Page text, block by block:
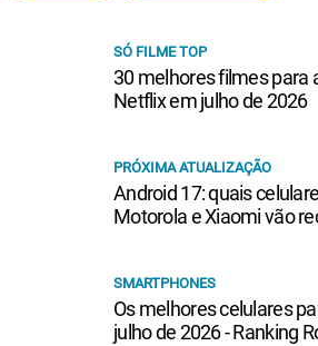
SÓ FILME TOP
30 melhores filmes para
Netflix em julho de 2026
PRÓXIMA ATUALIZAÇÃO
Android 17: quais
Motorola e Xiaomi vão
SMARTPHONES
Os melhores celulares
julho de 2026 - Ranking